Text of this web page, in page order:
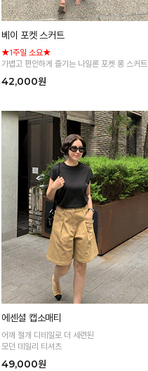
베이 포켓 스커트
★1주일 소요★
가볍고 편안하게 즐기는 나일론 포켓 롱 스커트
42,000원
에센셜 캡소매티
어깨 절개 디테일로 더 세련된
모던 데일리 티셔츠
49,000원